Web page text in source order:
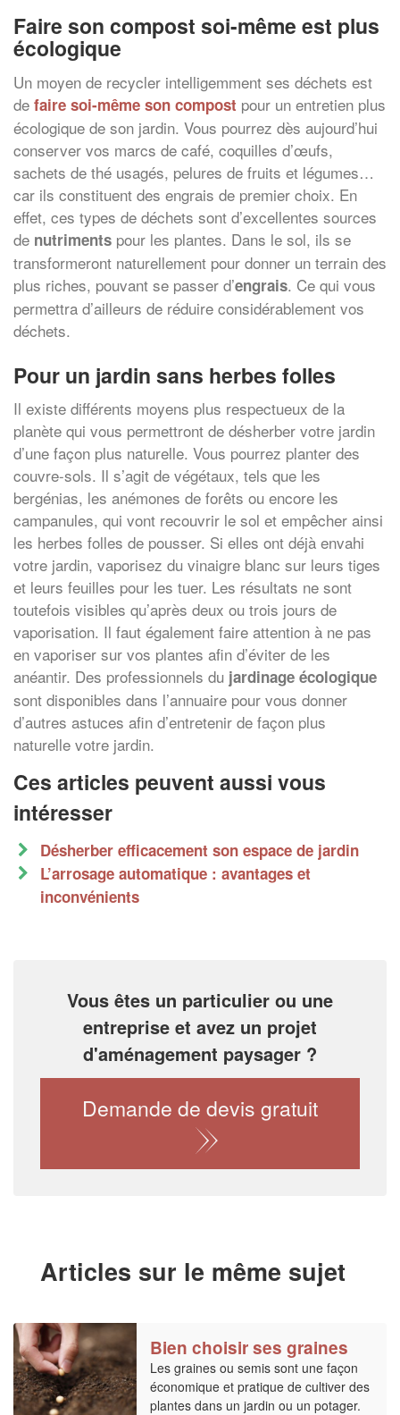
Faire son compost soi-même est plus
écologique
Un moyen de recycler intelligemment ses déchets est
de faire soi-même son compost pour un entretien plus
écologique de son jardin. Vous pourrez dès aujourd’hui
conserver vos marcs de café, coquilles d’œufs,
sachets de thé usagés, pelures de fruits et légumes…
car ils constituent des engrais de premier choix. En
effet, ces types de déchets sont d’excellentes sources
de nutriments pour les plantes. Dans le sol, ils se
transformeront naturellement pour donner un terrain des
plus riches, pouvant se passer d’engrais. Ce qui vous
permettra d’ailleurs de réduire considérablement vos
déchets.
Pour un jardin sans herbes folles
Il existe différents moyens plus respectueux de la
planète qui vous permettront de désherber votre jardin
d’une façon plus naturelle. Vous pourrez planter des
couvre-sols. Il s’agit de végétaux, tels que les
bergénias, les anémones de forêts ou encore les
campanules, qui vont recouvrir le sol et empêcher ainsi
les herbes folles de pousser. Si elles ont déjà envahi
votre jardin, vaporisez du vinaigre blanc sur leurs tiges
et leurs feuilles pour les tuer. Les résultats ne sont
toutefois visibles qu’après deux ou trois jours de
vaporisation. Il faut également faire attention à ne pas
en vaporiser sur vos plantes afin d’éviter de les
anéantir. Des professionnels du jardinage écologique
sont disponibles dans l’annuaire pour vous donner
d’autres astuces afin d’entretenir de façon plus
naturelle votre jardin.
Ces articles peuvent aussi vous
intéresser
Désherber efficacement son espace de jardin
L’arrosage automatique : avantages et
inconvénients
Vous êtes un particulier ou une
entreprise et avez un projet
d'aménagement paysager ?
Demande de devis gratuit
Articles sur le même sujet
Bien choisir ses graines
Les graines ou semis sont une façon
économique et pratique de cultiver des
plantes dans un jardin ou un potager.
✕
Vous êtes un
professionnel ?
Augmentez votre chiffre d'affaires
vosmargestout en gagnant de
En savoir plus